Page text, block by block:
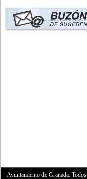
Ayuntamiento de Granada.